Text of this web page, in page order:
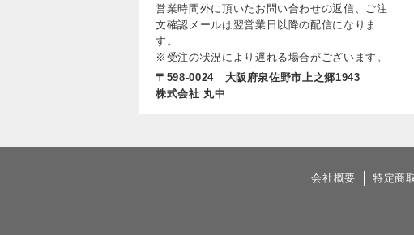
営業時間外に頂いたお問い合わせの返信、ご注
文確認メールは翌営業日以降の配信になりま
す。
※受注の状況により遅れる場合がございます。
〒598-0024 大阪府泉佐野市上之郷1943
株式会社 丸中
会社概要 特定商